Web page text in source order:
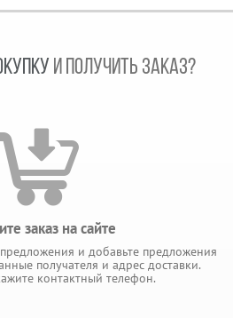
И ПОЛУЧИТЬ ЗАКАЗ?
заказ на сайте
и добавьте предложения
получателя и адрес доставки.
контактный телефон.